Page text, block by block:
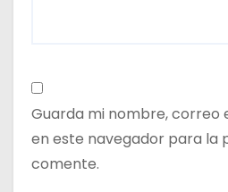
Guarda mi nombre, correo
en este navegador para la
comente.